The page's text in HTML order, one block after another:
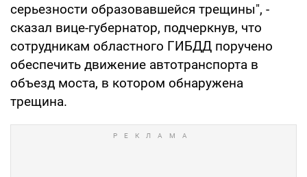
серьезности образовавшейся трещины", -
сказал вице-губернатор, подчеркнув, что
сотрудникам областного ГИБДД поручено
обеспечить движение автотранспорта в
объезд моста, в котором обнаружена
трещина.